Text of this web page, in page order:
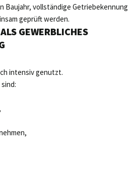
Baujahr, vollständige Getriebekennung
geprüft werden.
GEWERBLICHES
intensiv genutzt.